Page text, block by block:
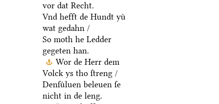
vor dat Recht.
Vnd hefft de Hundt yuͤ
wat gedahn /
So moth he Ledder
gegeten han.
Wor de Herr dem
Volck ys tho ſtreng /
Denſuͤluen beleuen ſe
nicht in de leng.